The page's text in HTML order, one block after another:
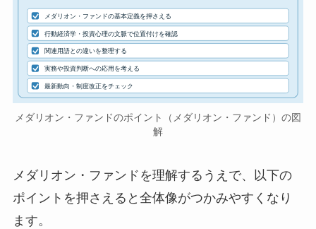
メダリオン・ファンドの基本定義を押さえる
行動経済学・投資心理の文脈で位置付けを確認
関連用語との違いを整理する
実務や投資判断への応用を考える
最新動向・制度改正をチェック
メダリオン・ファンドのポイント（メダリオン・ファンド）の図
解
メダリオン・ファンドを理解するうえで、以下の
ポイントを押さえると全体像がつかみやすくなり
ます。